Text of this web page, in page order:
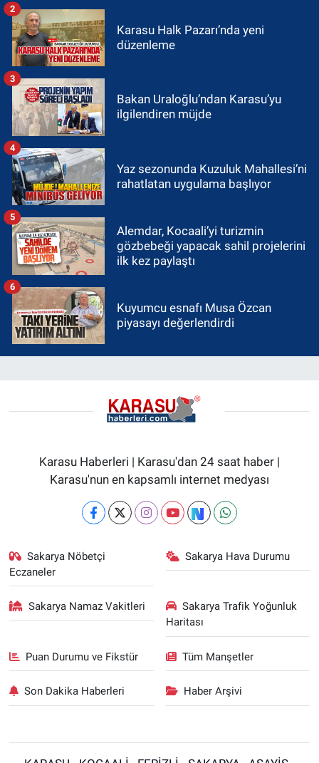
Karasu Halk Pazarı’nda yeni
düzenleme
2
Bakan Uraloğlu’ndan Karasu’yu
ilgilendiren müjde
3
Yaz sezonunda Kuzuluk Mahallesi’ni
rahatlatan uygulama başlıyor
4
Alemdar, Kocaali’yi turizmin
gözbebeği yapacak sahil projelerini
ilk kez paylaştı
5
Kuyumcu esnafı Musa Özcan
piyasayı değerlendirdi
6
Karasu Haberleri | Karasu'dan 24 saat haber |
Karasu'nun en kapsamlı internet medyası
Sakarya Nöbetçi
Eczaneler
Sakarya Hava Durumu
Sakarya Namaz Vakitleri
Sakarya Trafik Yoğunluk
Haritası
Puan Durumu ve Fikstür Tüm Manşetler
Son Dakika Haberleri Haber Arşivi